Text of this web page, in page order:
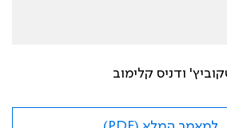
ודניס קלימוב